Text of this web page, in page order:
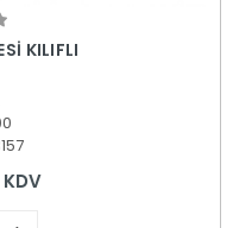
KILIFLI
KDV